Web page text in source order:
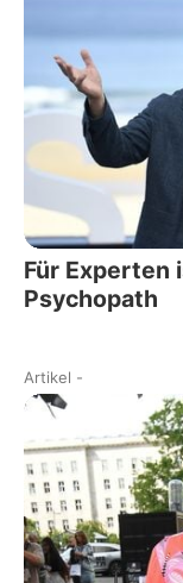
Für Experten
Psychopath
Artikel -